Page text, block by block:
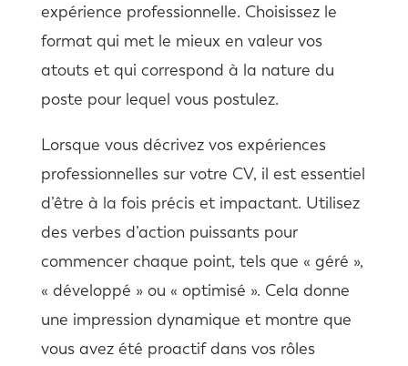
expérience professionnelle. Choisissez le
format qui met le mieux en valeur vos
atouts et qui correspond à la nature du
poste pour lequel vous postulez.
Lorsque vous décrivez vos expériences
professionnelles sur votre CV, il est essentiel
d’être à la fois précis et impactant. Utilisez
des verbes d’action puissants pour
commencer chaque point, tels que « géré »,
« développé » ou « optimisé ». Cela donne
une impression dynamique et montre que
vous avez été proactif dans vos rôles